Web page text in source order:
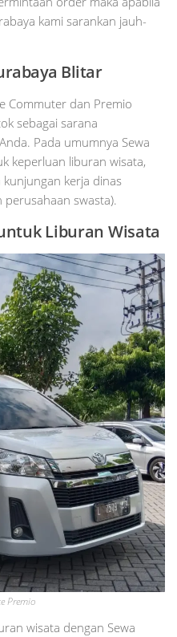
kami sarankan jauh-
Blitar
Commuter dan Premio
sebagai sarana
Pada umumnya Sewa
keperluan liburan wisata,
kerja dinas
swasta).
Liburan Wisata
Premio
wisata dengan Sewa